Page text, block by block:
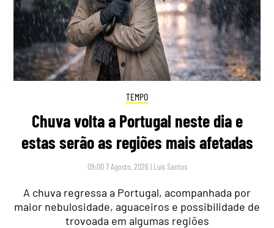
TEMPO
Chuva volta a Portugal neste dia e
estas serão as regiões mais afetadas
09:00 7 Agosto, 2026 | Luís Santos
A chuva regressa a Portugal, acompanhada por
maior nebulosidade, aguaceiros e possibilidade de
trovoada em algumas regiões